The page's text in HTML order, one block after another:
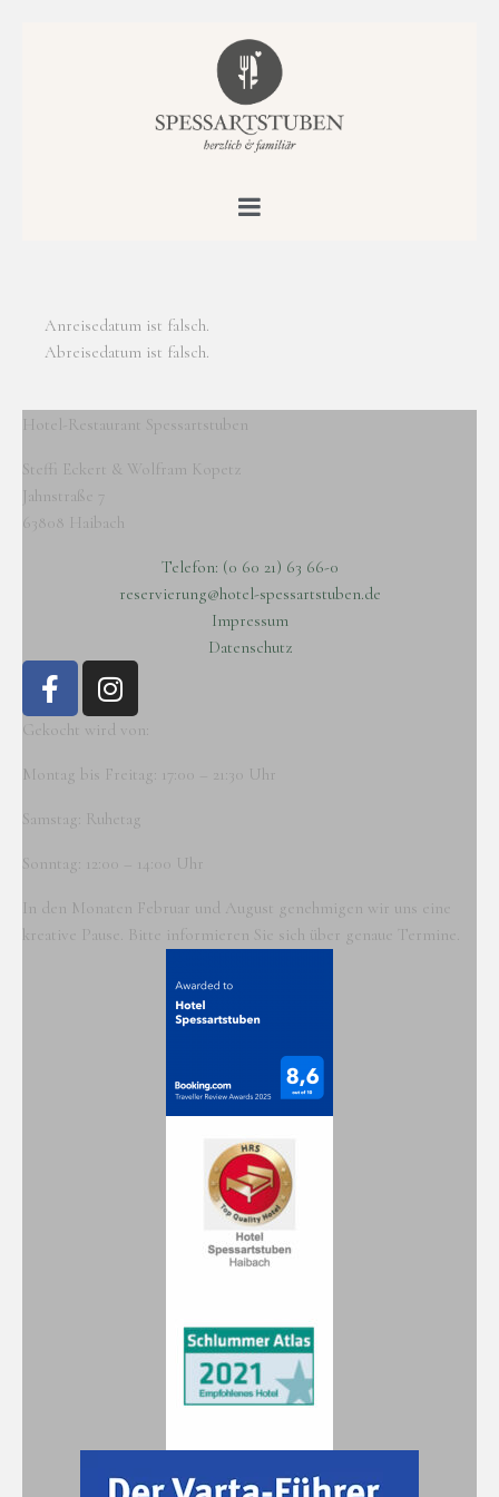
Anreisedatum ist falsch.
Abreisedatum ist falsch.
Hotel-Restaurant Spessartstuben
Steffi Eckert & Wolfram Kopetz
Jahnstraße 7
63808 Haibach
Telefon: (0 60 21) 63 66-0
reservierung@hotel-spessartstuben.de
Impressum
Datenschutz
Gekocht wird von:
Montag bis Freitag: 17:00 – 21:30 Uhr
Samstag: Ruhetag
Sonntag: 12:00 – 14:00 Uhr
In den Monaten Februar und August genehmigen wir uns eine
kreative Pause. Bitte informieren Sie sich über genaue Termine.